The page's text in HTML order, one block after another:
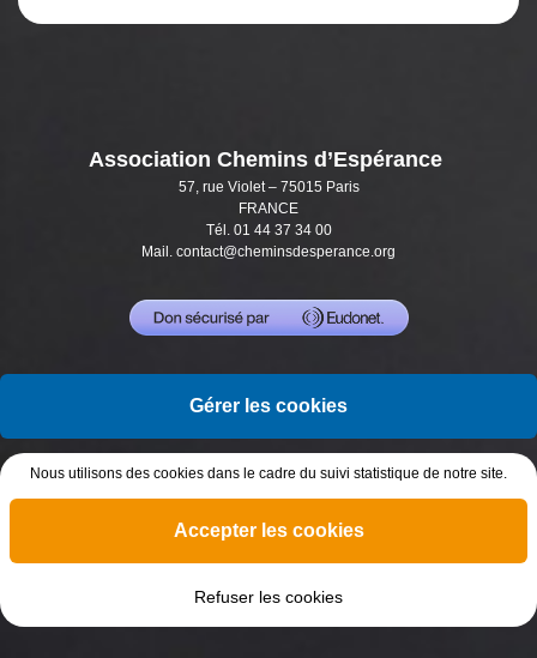
Association Chemins d’Espérance
57, rue Violet – 75015 Paris
FRANCE
Tél. 01 44 37 34 00
Mail. contact@cheminsdesperance.org
Gérer les cookies
Nous utilisons des cookies dans le cadre du suivi statistique de notre site.
Accepter les cookies
Refuser les cookies